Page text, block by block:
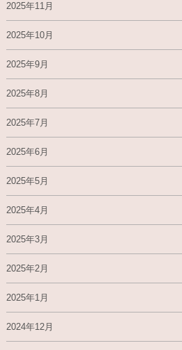
2025年11月
2025年10月
2025年9月
2025年8月
2025年7月
2025年6月
2025年5月
2025年4月
2025年3月
2025年2月
2025年1月
2024年12月